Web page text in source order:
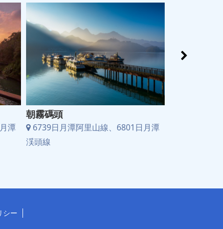
潭
朝霧碼頭
6739日月潭阿里山線、6801日月潭
渓頭線
シー